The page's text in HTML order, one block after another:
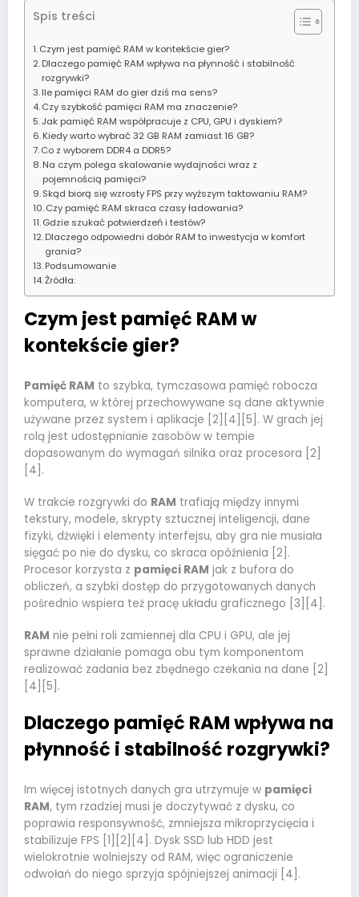
Spis treści
Czym jest pamięć RAM w kontekście gier?
Dlaczego pamięć RAM wpływa na płynność i stabilność
rozgrywki?
Ile pamięci RAM do gier dziś ma sens?
Czy szybkość pamięci RAM ma znaczenie?
Jak pamięć RAM współpracuje z CPU, GPU i dyskiem?
Kiedy warto wybrać 32 GB RAM zamiast 16 GB?
Co z wyborem DDR4 a DDR5?
Na czym polega skalowanie wydajności wraz z
pojemnością pamięci?
Skąd biorą się wzrosty FPS przy wyższym taktowaniu RAM?
Czy pamięć RAM skraca czasy ładowania?
Gdzie szukać potwierdzeń i testów?
Dlaczego odpowiedni dobór RAM to inwestycja w komfort
grania?
Podsumowanie
Źródła:
Czym jest pamięć RAM w
kontekście gier?
Pamięć RAM to szybka, tymczasowa pamięć robocza
komputera, w której przechowywane są dane aktywnie
używane przez system i aplikacje [2][4][5]. W grach jej
rolą jest udostępnianie zasobów w tempie
dopasowanym do wymagań silnika oraz procesora [2]
[4].
W trakcie rozgrywki do RAM trafiają między innymi
tekstury, modele, skrypty sztucznej inteligencji, dane
fizyki, dźwięki i elementy interfejsu, aby gra nie musiała
sięgać po nie do dysku, co skraca opóźnienia [2].
Procesor korzysta z pamięci RAM jak z bufora do
obliczeń, a szybki dostęp do przygotowanych danych
pośrednio wspiera też pracę układu graficznego [3][4].
RAM nie pełni roli zamiennej dla CPU i GPU, ale jej
sprawne działanie pomaga obu tym komponentom
realizować zadania bez zbędnego czekania na dane [2]
[4][5].
Dlaczego pamięć RAM wpływa na
płynność i stabilność rozgrywki?
Im więcej istotnych danych gra utrzymuje w pamięci
RAM, tym rzadziej musi je doczytywać z dysku, co
poprawia responsywność, zmniejsza mikroprzycięcia i
stabilizuje FPS [1][2][4]. Dysk SSD lub HDD jest
wielokrotnie wolniejszy od RAM, więc ograniczenie
odwołań do niego sprzyja spójniejszej animacji [4].